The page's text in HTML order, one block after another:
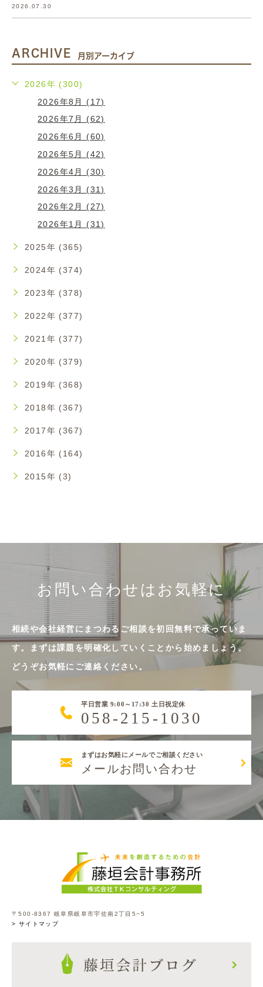
2026.07.30
ARCHIVE 月別アーカイブ
2026年 (300)
2026年8月 (17)
2026年7月 (62)
2026年6月 (60)
2026年5月 (42)
2026年4月 (30)
2026年3月 (31)
2026年2月 (27)
2026年1月 (31)
2025年 (365)
2024年 (374)
2023年 (378)
2022年 (377)
2021年 (377)
2020年 (379)
2019年 (368)
2018年 (367)
2017年 (367)
2016年 (164)
2015年 (3)
お問い合わせはお気軽に
相続や会社経営にまつわるご相談を初回無料で承っていま
す。まずは課題を明確化していくことから始めましょう。
どうぞお気軽にご連絡ください。
平日営業 9:00～17:30 土日祝定休
058-215-1030
まずはお気軽にメールでご相談ください
メールお問い合わせ
〒500-8367 岐阜県岐阜市宇佐南2丁目5−5
> サイトマップ